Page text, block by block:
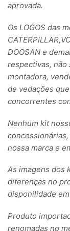
aprovada.
Os LOGOS das
DOOSAN e
respectivas,
montadora,
de vedações
concorrentes
Nenhum kit
nossa marca e
As imagens dos
diferenças no
disponilidade
Produto
renomadas no